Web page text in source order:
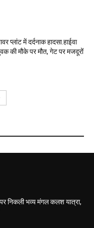
प्लांट में दर्दनाक हादसा.हाईवा
की मौके पर मौत, गेट पर मजदूरों
निकली भव्य मंगल कलश यात्रा,